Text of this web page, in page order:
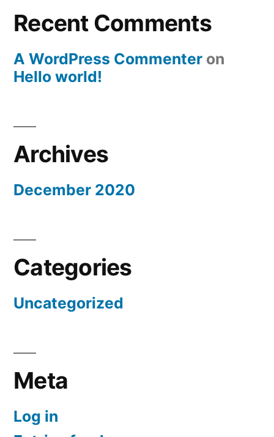
Recent Comments
A WordPress Commenter on
Hello world!
Archives
December 2020
Categories
Uncategorized
Meta
Log in